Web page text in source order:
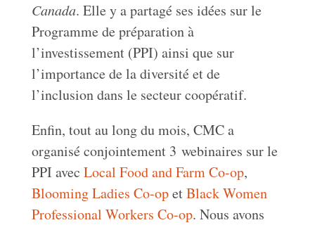
Canada. Elle y a partagé ses idées sur le
Programme de préparation à
l’investissement (PPI) ainsi que sur
l’importance de la diversité et de
l’inclusion dans le secteur coopératif.
Enfin, tout au long du mois, CMC a
organisé conjointement 3 webinaires sur le
PPI avec Local Food and Farm Co-op,
Blooming Ladies Co-opetBlack Women
Professional Workers Co-op. Nous avons